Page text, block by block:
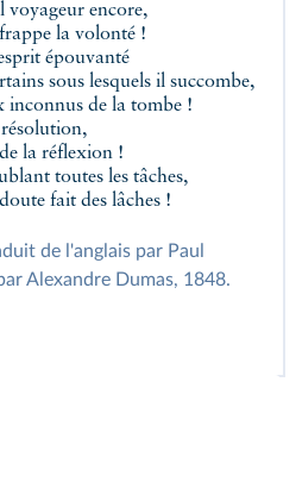
encore,
la volonté !
épouvanté
sous lesquels il succombe,
inconnus de la tombe !
la réflexion !
toutes les tâches,
fait des lâches !
de l'anglais par Paul
Alexandre Dumas, 1848.